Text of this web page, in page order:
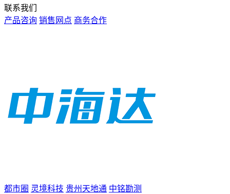
联系我们
产品咨询 销售网点 商务合作
都市圈 灵境科技 贵州天地通 中铭勘测